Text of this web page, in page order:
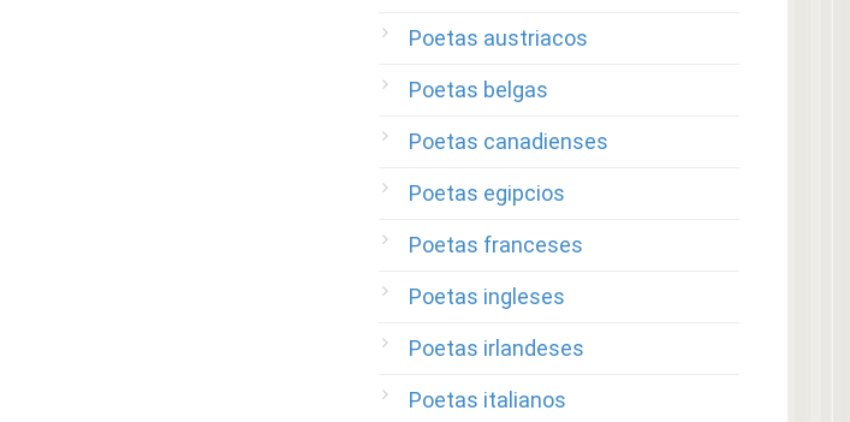
Poetas austriacos
Poetas belgas
Poetas canadienses
Poetas egipcios
Poetas franceses
Poetas ingleses
Poetas irlandeses
Poetas italianos